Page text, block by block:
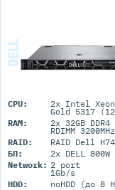
CPU: 2x Intel Xeon
RAM:
2x 32GB DDR4
RDIMM 3200MHz
RAID:
БП:
Network: 2 port
1Gb/s
HDD: